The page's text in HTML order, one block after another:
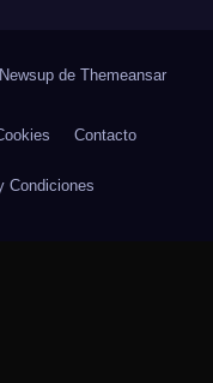
de Themeansar
Contacto
Condiciones